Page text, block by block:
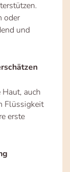
oder
und
auch
Flüssigkeit
erste